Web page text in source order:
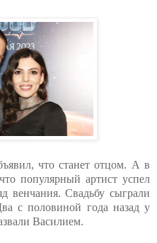
что станет отцом. А в
популярный артист успел
венчания. Свадьбу сыграли
с половиной года назад у
Василием.